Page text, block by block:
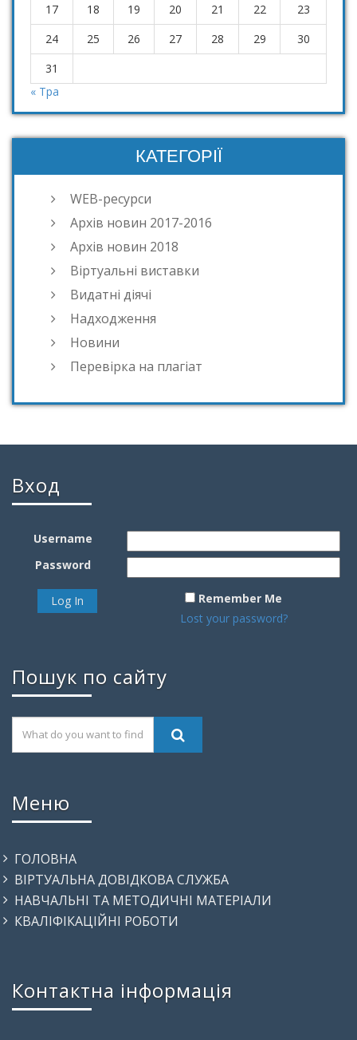
17
18 19 20 21 22
23
24
25 26 27 28 29
30
31
« Тра
КАТЕГОРІЇ
WEB-ресурси
Архів новин 2017-2016
Архів новин 2018
Віртуальні виставки
Видатні діячі
Надходження
Новини
Перевірка на плагіат
Вход
Username
Password
Remember Me
Lost your password?
Пошук по сайту
Меню
ГОЛОВНА
ВІРТУАЛЬНА ДОВІДКОВА СЛУЖБА
НАВЧАЛЬНІ ТА МЕТОДИЧНІ МАТЕРІАЛИ
КВАЛІФІКАЦІЙНІ РОБОТИ
Контактна інформація